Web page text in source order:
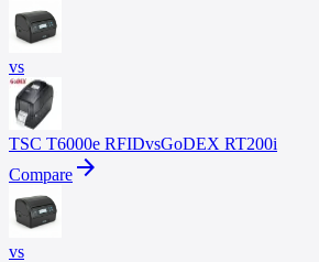
vs
TSC T6000e RFIDvsGoDEX RT200i
Compare arrow_forward
vs